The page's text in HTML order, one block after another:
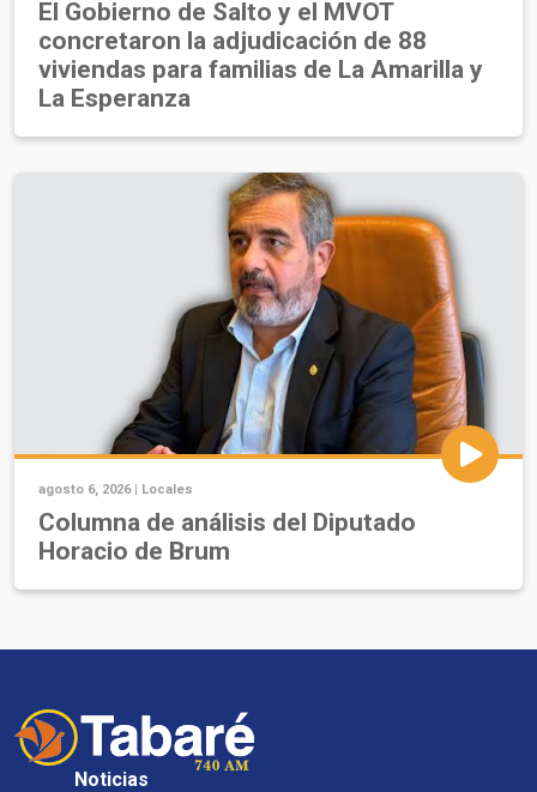
El Gobierno de Salto y el MVOT
concretaron la adjudicación de 88
viviendas para familias de La Amarilla y
La Esperanza
agosto 6, 2026 | Locales
Columna de análisis del Diputado
Horacio de Brum
Noticias